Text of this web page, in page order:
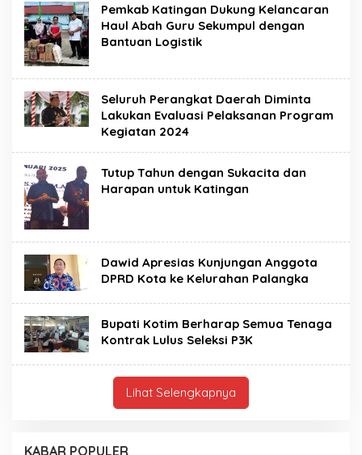
Pemkab Katingan Dukung Kelancaran
Haul Abah Guru Sekumpul dengan
Bantuan Logistik
Seluruh Perangkat Daerah Diminta
Lakukan Evaluasi Pelaksanan Program
Kegiatan 2024
Tutup Tahun dengan Sukacita dan
Harapan untuk Katingan
Dawid Apresias Kunjungan Anggota
DPRD Kota ke Kelurahan Palangka
Bupati Kotim Berharap Semua Tenaga
Kontrak Lulus Seleksi P3K
Lihat Selengkapnya
KABAR POPULER